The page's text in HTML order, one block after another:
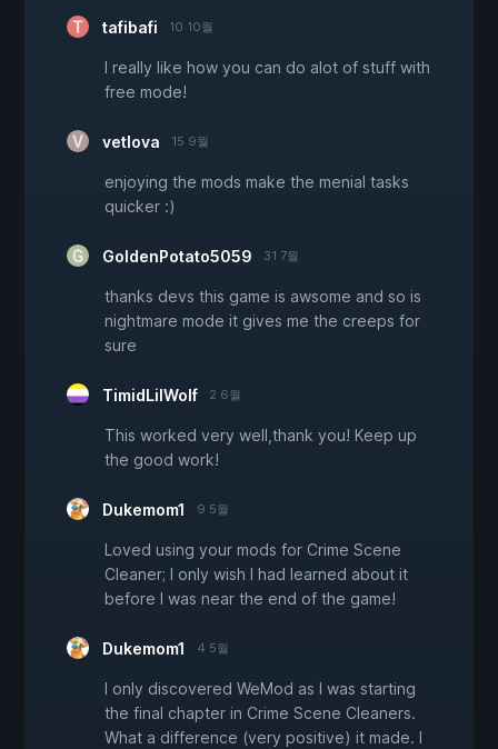
tafibafi 10 10월
I really like how you can do alot of stuff with
free mode!
vetlova 15 9월
enjoying the mods make the menial tasks
quicker :)
GoldenPotato5059 31 7월
thanks devs this game is awsome and so is
nightmare mode it gives me the creeps for
sure
TimidLilWolf 2 6월
This worked very well,thank you! Keep up
the good work!
Dukemom1 9 5월
Loved using your mods for Crime Scene
Cleaner; I only wish I had learned about it
before I was near the end of the game!
Dukemom1 4 5월
I only discovered WeMod as I was starting
the final chapter in Crime Scene Cleaners.
What a difference (very positive) it made. I